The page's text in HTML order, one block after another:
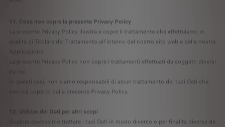
11. Cosa non copre la presente Privacy Policy
La presente Privacy Policy illustra e copre il trattamento che effettuiamo in
qualità di Titolare del Trattamento all'interno del nostro sito web e della nostra
Applicazione.
La presente Privacy Policy non copre i trattamenti effettuati da soggetti diversi
da noi.
In questi casi, non siamo responsabili di alcun trattamento dei tuoi Dati che
non sia coperto dalla presente Privacy Policy.
12. Utilizzo dei Dati per altri scopi
Qualora dovessimo trattare i tuoi Dati in modo diverso o per finalità diverse da